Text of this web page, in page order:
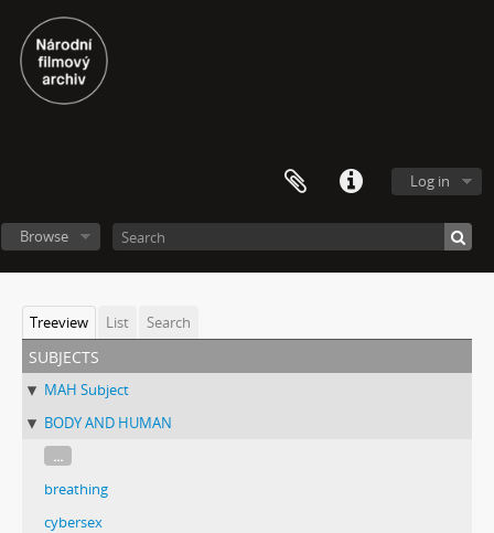
Log in
Browse
Treeview List Search
subjects
MAH Subject
BODY AND HUMAN
...
breathing
cybersex